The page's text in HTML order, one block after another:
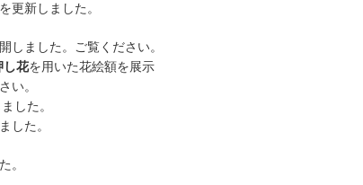
更新しました。
しました。ご覧ください。
し花を用いた花絵額を展示
い。
した。
した。
。